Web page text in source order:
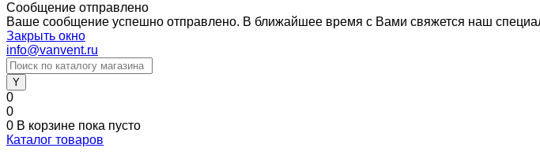
Сообщение отправлено
Ваше сообщение успешно отправлено. В ближайшее время с Вами свяжется наш
Закрыть окно
info@vanvent.ru
0
0
0 В корзине пока пусто
Каталог товаров